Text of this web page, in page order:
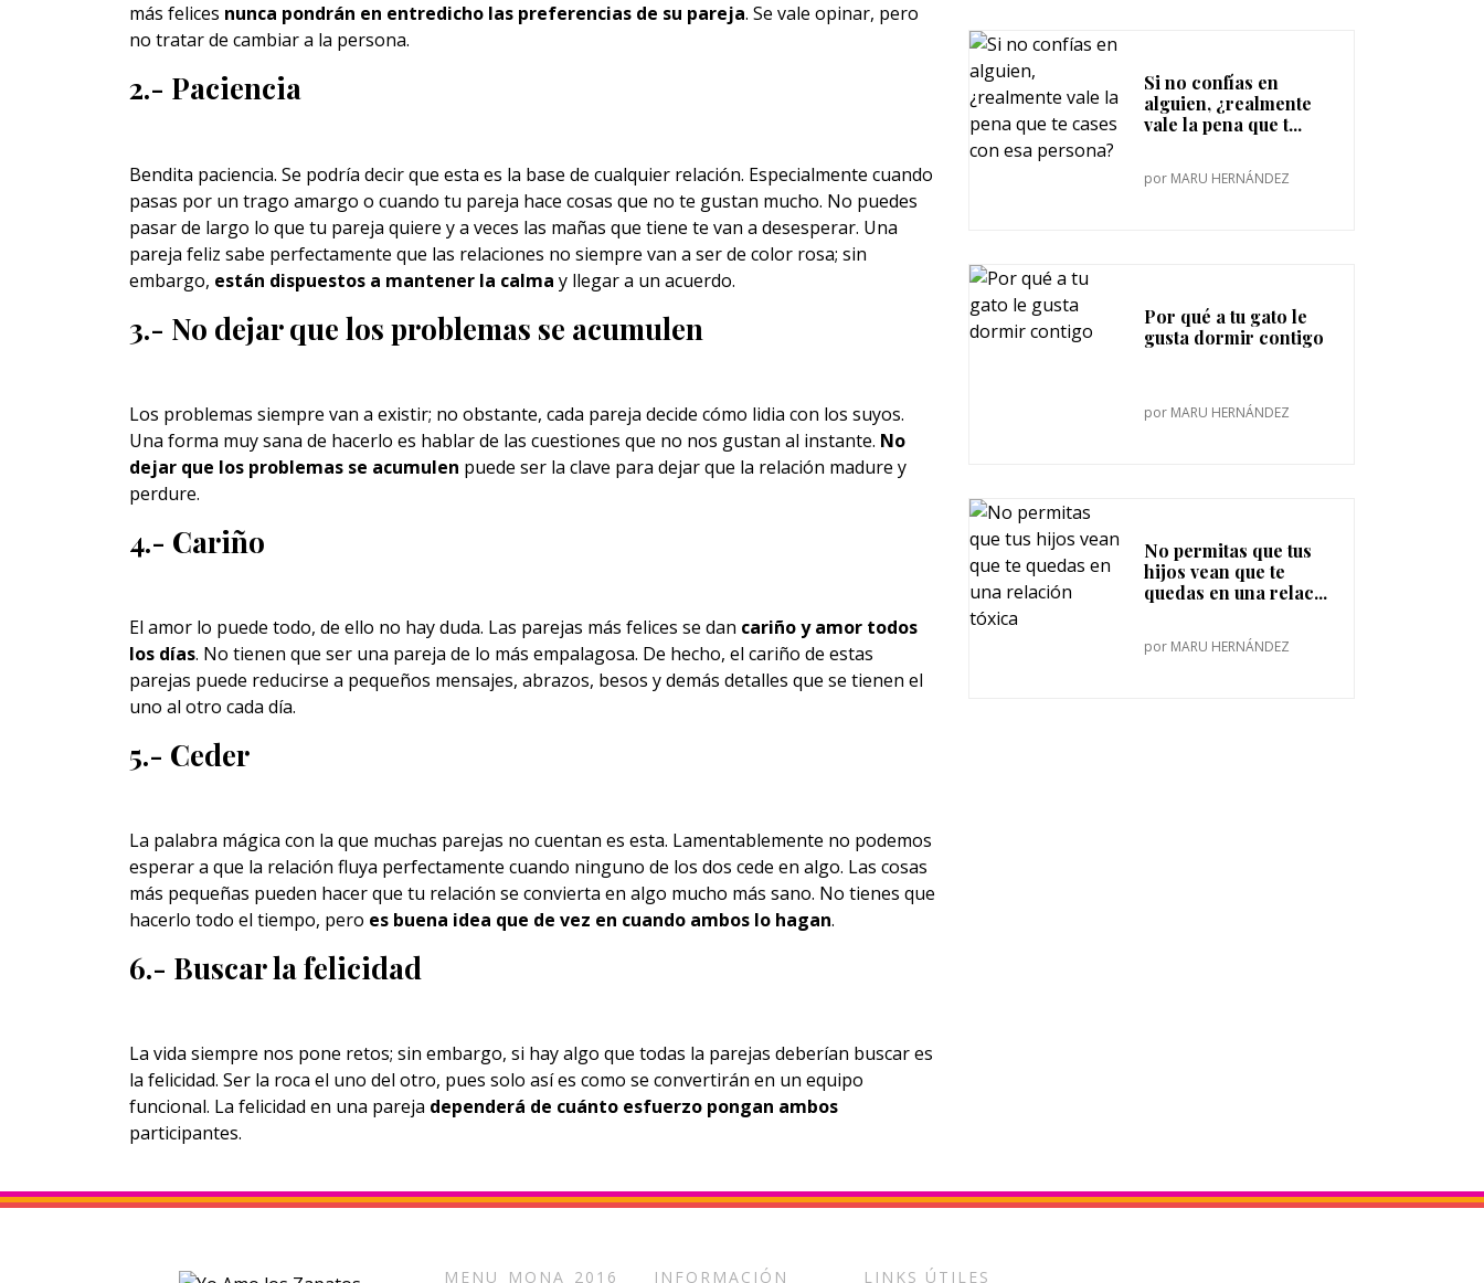
más felices nunca pondrán en entredicho las preferencias de su pareja. Se vale opinar, pero
no tratar de cambiar a la persona.
2.- Paciencia
Bendita paciencia. Se podría decir que esta es la base de cualquier relación. Especialmente cuando
pasas por un trago amargo o cuando tu pareja hace cosas que no te gustan mucho. No puedes
pasar de largo lo que tu pareja quiere y a veces las mañas que tiene te van a desesperar. Una
pareja feliz sabe perfectamente que las relaciones no siempre van a ser de color rosa; sin
embargo, están dispuestos a mantener la calma y llegar a un acuerdo.
3.- No dejar que los problemas se acumulen
Los problemas siempre van a existir; no obstante, cada pareja decide cómo lidia con los suyos.
Una forma muy sana de hacerlo es hablar de las cuestiones que no nos gustan al instante. No
dejar que los problemas se acumulen puede ser la clave para dejar que la relación madure y
perdure.
4.- Cariño
El amor lo puede todo, de ello no hay duda. Las parejas más felices se dan cariño y amor todos
los días. No tienen que ser una pareja de lo más empalagosa. De hecho, el cariño de estas
parejas puede reducirse a pequeños mensajes, abrazos, besos y demás detalles que se tienen el
uno al otro cada día.
5.- Ceder
La palabra mágica con la que muchas parejas no cuentan es esta. Lamentablemente no podemos
esperar a que la relación fluya perfectamente cuando ninguno de los dos cede en algo. Las cosas
más pequeñas pueden hacer que tu relación se convierta en algo mucho más sano. No tienes que
hacerlo todo el tiempo, pero es buena idea que de vez en cuando ambos lo hagan.
6.- Buscar la felicidad
La vida siempre nos pone retos; sin embargo, si hay algo que todas la parejas deberían buscar es
la felicidad. Ser la roca el uno del otro, pues solo así es como se convertirán en un equipo
funcional. La felicidad en una pareja dependerá de cuánto esfuerzo pongan ambos
participantes.
Si no confías en
alguien, ¿realmente
vale la pena que t...
por MARU HERNÁNDEZ
Por qué a tu gato le
gusta dormir contigo
por MARU HERNÁNDEZ
No permitas que tus
hijos vean que te
quedas en una relac...
por MARU HERNÁNDEZ
MENU_MONA_2016 INFORMACIÓN LINKS ÚTILES